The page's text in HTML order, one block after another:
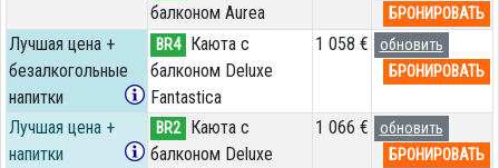
балконом Aurea
БРОНИРОВАТЬ
Лучшая цена +
безалкогольные
напитки
BR4
Каюта с
балконом Deluxe
Fantastica
1 058 €
обновить
БРОНИРОВАТЬ
Лучшая цена +
напитки
BR2
Каюта с
балконом Deluxe
1 066 €
обновить
БРОНИРОВАТЬ